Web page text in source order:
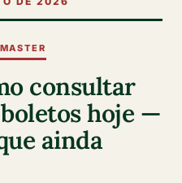
consultar
hoje —
ainda